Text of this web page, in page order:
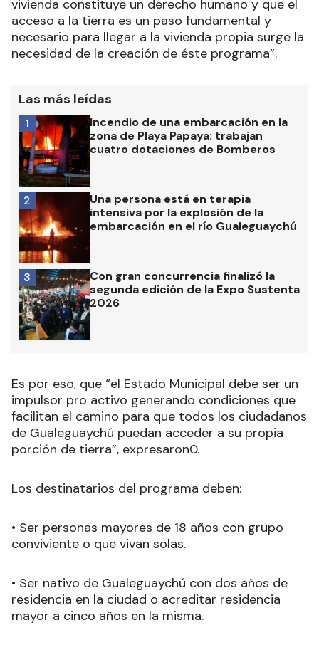
vivienda constituye un derecho humano y que el
acceso a la tierra es un paso fundamental y
necesario para llegar a la vivienda propia surge la
necesidad de la creación de éste programa”.
Las más leídas
Incendio de una embarcación en la
zona de Playa Papaya: trabajan
cuatro dotaciones de Bomberos
1
Una persona está en terapia
intensiva por la explosión de la
embarcación en el río Gualeguaychú
2
Con gran concurrencia finalizó la
segunda edición de la Expo Sustenta
2026
3
Es por eso, que “el Estado Municipal debe ser un
impulsor pro activo generando condiciones que
facilitan el camino para que todos los ciudadanos
de Gualeguaychú puedan acceder a su propia
porción de tierra”, expresaron0.
Los destinatarios del programa deben:
• Ser personas mayores de 18 años con grupo
conviviente o que vivan solas.
• Ser nativo de Gualeguaychú con dos años de
residencia en la ciudad o acreditar residencia
mayor a cinco años en la misma.